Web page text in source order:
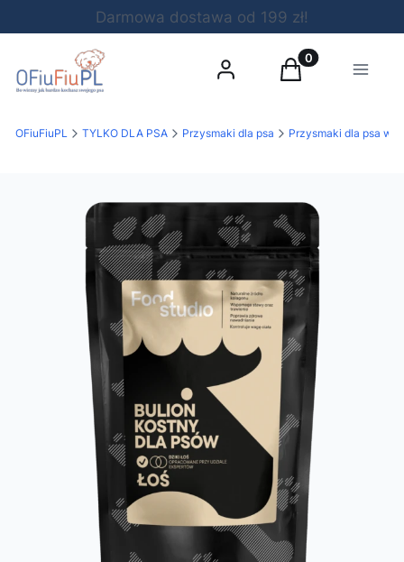
Darmowa dostawa od 199 zł!
Zaloguj sięProdukty w
Koszyk Menu
OFiuFiuPL TYLKO DLA PSA Przysmaki dla psa Przysmaki dla psa